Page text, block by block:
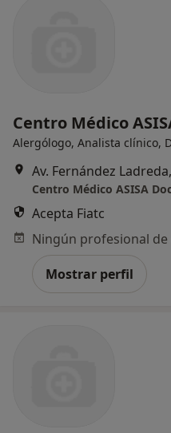
Centro Médico
Alergólogo, Analista clínico,
Av. Fernández
Centro Médico ASISA
Acepta Fiatc
Mostrar perfil